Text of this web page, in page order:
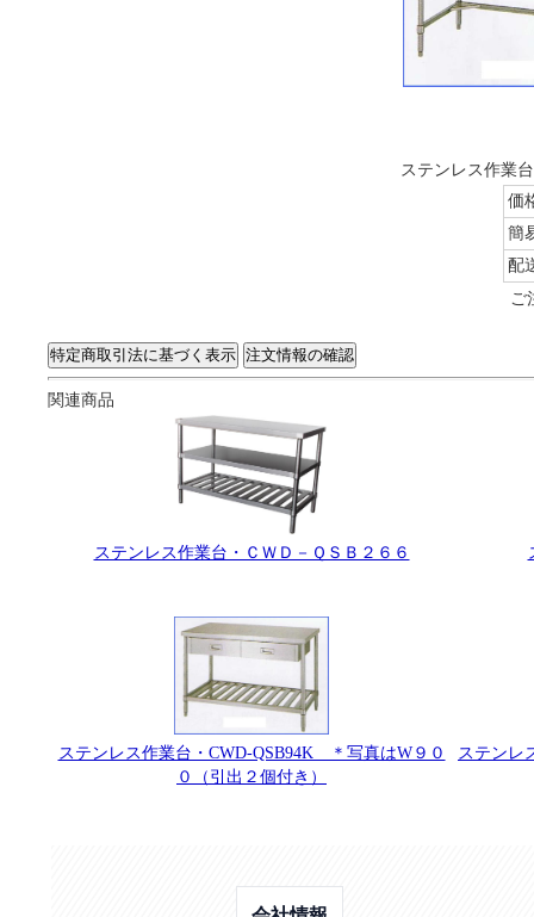
ステンレス作業
価
簡
配
ご
関連商品
ステンレス作業台・ＣＷＤ－ＱＳＢ２６６
ステンレス作業台・CWD-QSB94K ＊写真はW９０
０（引出２個付き）
ステンレ